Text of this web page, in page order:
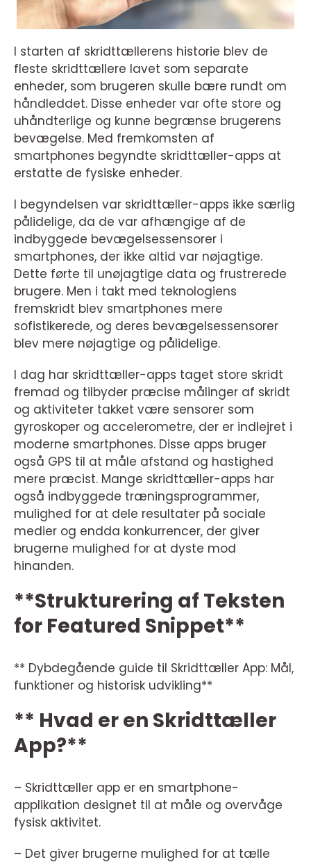
I starten af skridttællerens historie blev de
fleste skridttællere lavet som separate
enheder, som brugeren skulle bære rundt om
håndleddet. Disse enheder var ofte store og
uhåndterlige og kunne begrænse brugerens
bevægelse. Med fremkomsten af
smartphones begyndte skridttæller-apps at
erstatte de fysiske enheder.
I begyndelsen var skridttæller-apps ikke særlig
pålidelige, da de var afhængige af de
indbyggede bevægelsessensorer i
smartphones, der ikke altid var nøjagtige.
Dette førte til unøjagtige data og frustrerede
brugere. Men i takt med teknologiens
fremskridt blev smartphones mere
sofistikerede, og deres bevægelsessensorer
blev mere nøjagtige og pålidelige.
I dag har skridttæller-apps taget store skridt
fremad og tilbyder præcise målinger af skridt
og aktiviteter takket være sensorer som
gyroskoper og accelerometre, der er indlejret i
moderne smartphones. Disse apps bruger
også GPS til at måle afstand og hastighed
mere præcist. Mange skridttæller-apps har
også indbyggede træningsprogrammer,
mulighed for at dele resultater på sociale
medier og endda konkurrencer, der giver
brugerne mulighed for at dyste mod
hinanden.
**Strukturering af Teksten
for Featured Snippet**
** Dybdegående guide til Skridttæller App: Mål,
funktioner og historisk udvikling**
** Hvad er en Skridttæller
App?**
– Skridttæller app er en smartphone-
applikation designet til at måle og overvåge
fysisk aktivitet.
– Det giver brugerne mulighed for at tælle